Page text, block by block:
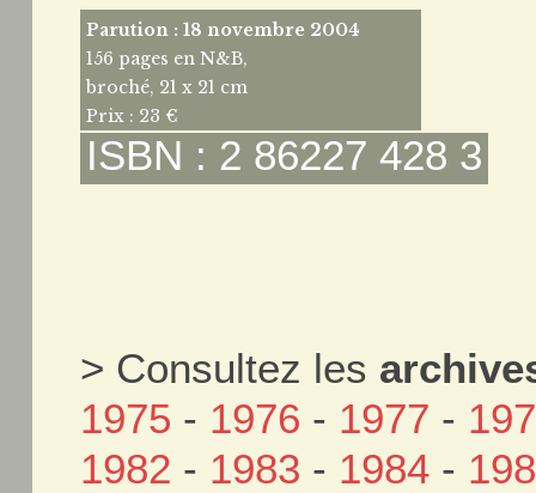
Parution : 18 novembre 2004
156 pages en N&B,
broché, 21 x 21 cm
Prix : 23 €
ISBN : 2 86227 428 3
> Consultez les
1975 - 1976 - 1977 -
1982 - 1983 - 1984 -